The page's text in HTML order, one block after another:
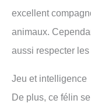
excellent
animaux.
aussi respecter les
Jeu et intelligence
De plus, ce félin